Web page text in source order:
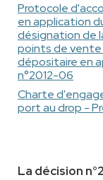
Protocole
en application
désignation de
points de vente
dépositaire en
n°2012-06
Charte
port au drop -
La décision